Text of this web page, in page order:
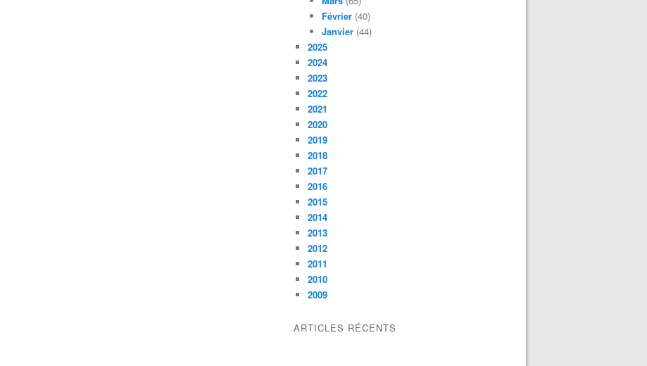
Février (40)
Janvier (44)
2025
2024
2023
2022
2021
2020
2019
2018
2017
2016
2015
2014
2013
2012
2011
2010
2009
ARTICLES RÉCENTS